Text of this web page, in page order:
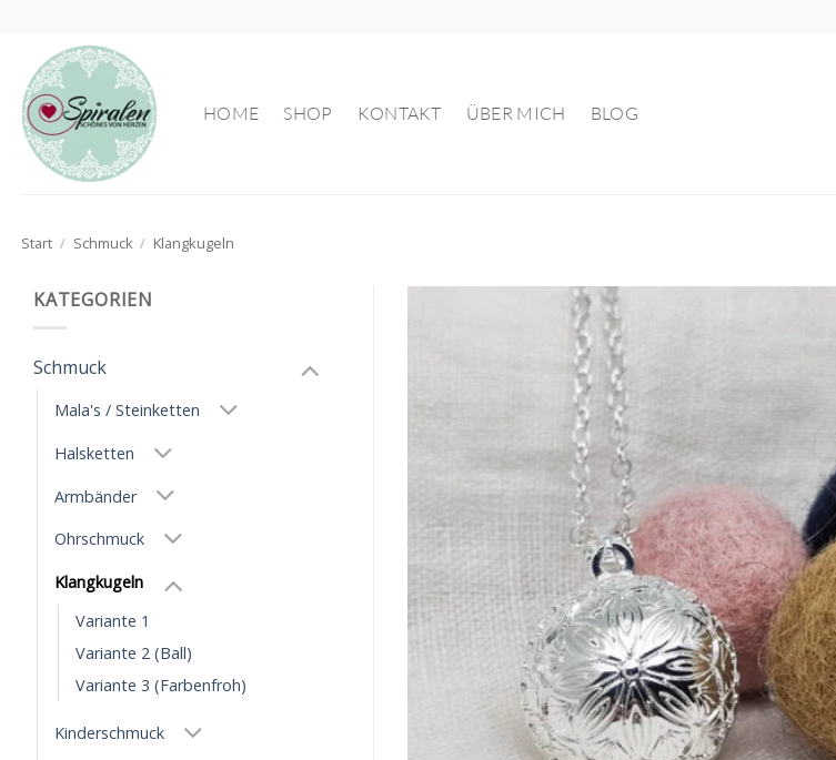
springen
HOME SHOP KONTAKT ÜBER MICH BLOG
Start / Schmuck / Klangkugeln
KATEGORIEN
Schmuck
Mala's / Steinketten
Halsketten
Armbänder
Ohrschmuck
Klangkugeln
Variante 1
Variante 2 (Ball)
Variante 3 (Farbenfroh)
Kinderschmuck